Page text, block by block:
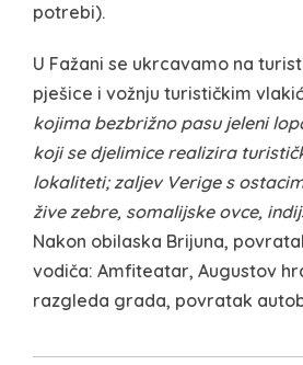
potrebi).
U Fažani se ukrcavamo na
pješice i vožnju turističkim
kojima bezbrižno pasu jeleni
koji se djelimice realizira
lokaliteti; zaljev Verige s
žive zebre, somalijske ovce,
Nakon obilaska Brijuna,
vodiča: Amfiteatar, Augustov
razgleda grada, povratak